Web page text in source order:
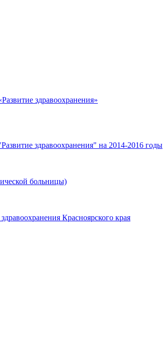
здравоохранения»
здравоохранения" на 2014-2016 годы
больницы)
Красноярского края